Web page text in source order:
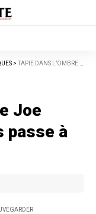
>TAPIE DANS L’OMBRE DE JOE BIDEN, KAMALA HARRIS PASSE À LA LUMIÈRE
Joe
passe à